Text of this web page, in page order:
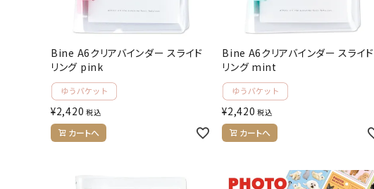
ようこそ ゲスト 様
ログイン person
Bine A6クリアバインダー スライド
リング pink
¥2,420 税込
カートへ
Bine A6クリアバインダー スライド
リング mint
¥2,420 税込
カートへ